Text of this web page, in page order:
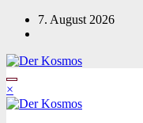
Zum
Inhalt
7. August 2026
×